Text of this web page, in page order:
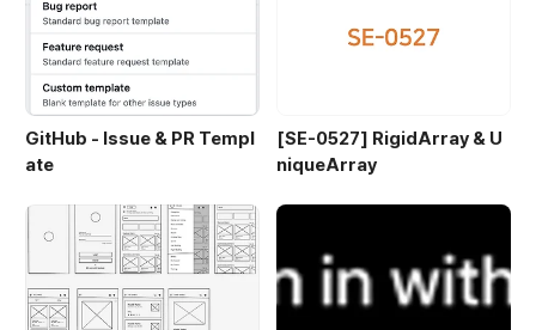
GitHub - Issue & PR Templ
ate
[SE-0527] RigidArray & U
niqueArray